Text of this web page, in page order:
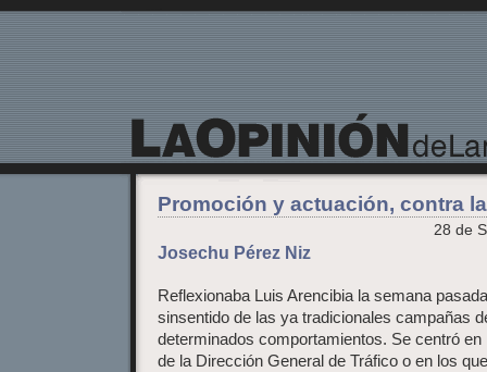
Promoción y actuación, contra
28 de
Josechu Pérez Niz
Reflexionaba Luis Arencibia la semana
sinsentido de las ya tradicionales campañas
determinados comportamientos. Se centró
de la Dirección General de Tráfico o en los